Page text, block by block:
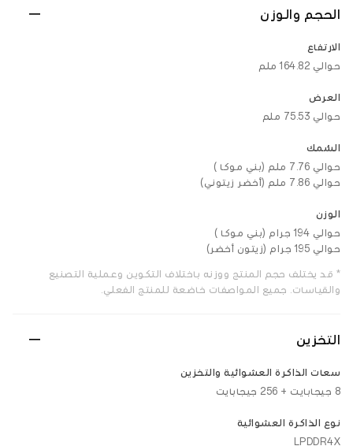
الحجم والوزن
الارتفاع
حوالي 164.82 ملم
العرض
حوالي 75.53 ملم
السُمك
حوالي 7.76 ملم (بني موكا )
حوالي 7.86 ملم (أخضر زيتوني)
الوزن
حوالي 194 جرام (بني موكا )
حوالي 195 جرام (زيتون أخضر)
* قد يختلف حجم المنتج ووزنه باختلاف التكوين وعملية التصنيع
والقياسات. جميع المواصفات خاضعة للمنتج الفعلي.
التخزين
سعات الذاكرة العشوائية والتخزين
8 جيجابايت + 256 جيجابايت
نوع الذاكرة العشوائية
LPDDR4X